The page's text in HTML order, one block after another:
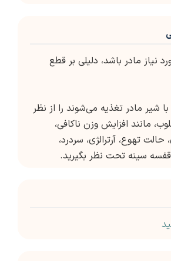
نیاز مادر باشد، دلیلی بر قطع
شیر مادر تغذیه می‌شوند را از نظر
مانند افزایش وزن ناکافی،
تهوع، آرترالژی، سردرد،
سینه تحت نظر بگیرید.